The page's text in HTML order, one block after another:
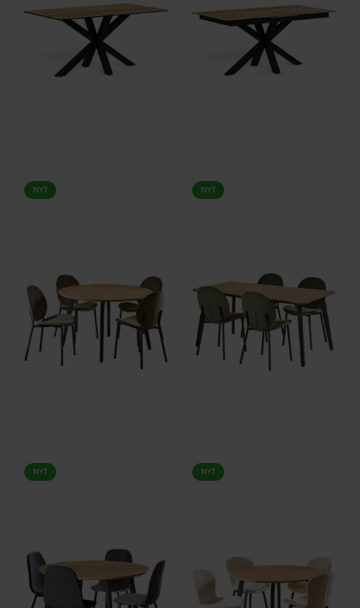
Solenne, Spisebord, Mat
sort/natur, Stål, keramik (H:
Solenne, Spisebord, Mat
sort/natur, Stål, keramik (H: 76 x
NYT
Cavo, Spisebordssæt,
Skovgrøn/mat sort, Stof, stål,
NYT
Cavo, Spisebordssæt,
Skovgrøn/mat sort, Stof, stål,
NYT NYT